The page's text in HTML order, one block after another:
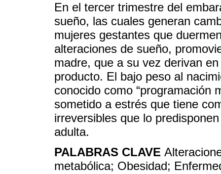
En el tercer trimestre del
sueño, las cuales generan
mujeres gestantes que
alteraciones de sueño,
madre, que a su vez derivan
producto. El bajo peso al
conocido como “programación
sometido a estrés que tiene
irreversibles que lo
adulta.
PALABRAS CLAVE
metabólica; Obesidad;